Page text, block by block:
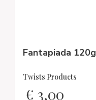
Fantapiada 120g
Twists Products
€ 3,00